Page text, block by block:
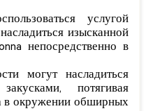
услугой
изысканной
непосредственно в
могут насладиться
потягивая
в окружении обширных